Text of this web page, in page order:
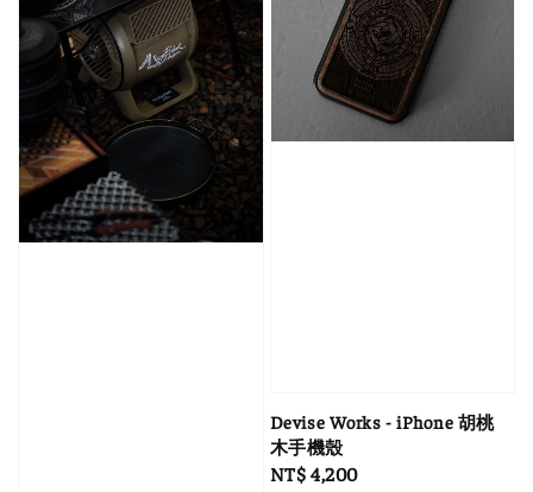
Devise Works - iPhone 胡桃
木手機殼
Regular
NT$ 4,200